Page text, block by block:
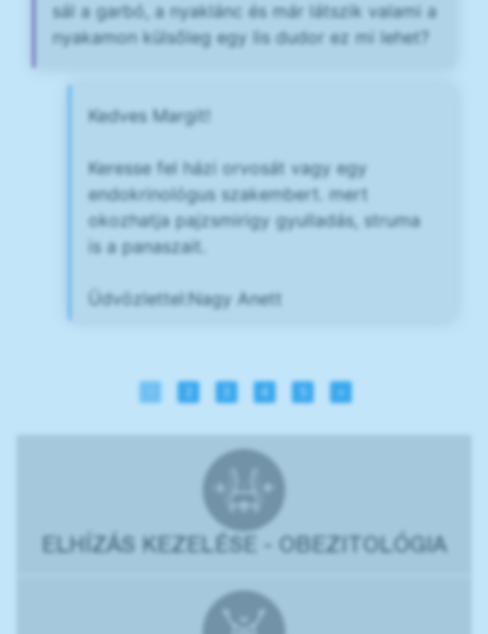
sál a garbó, a nyaklánc és már látszik valami a
nyakamon külsőleg egy lis dudor ez mi lehet?
Kedves Margit!
Keresse fel házi orvosát vagy egy
endokrinológus szakembert. mert
okozhatja pajzsmirigy gyulladás, struma
is a panaszait.
Üdvözlettel:Nagy Anett
4 »
ELHÍZÁS KEZELÉSE - OBEZITOLÓGIA